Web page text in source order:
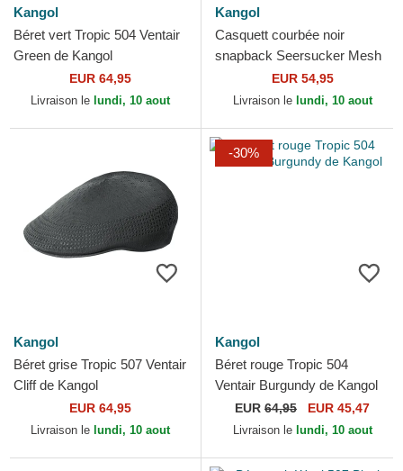
Kangol
Béret vert Tropic 504 Ventair
Green de Kangol
EUR 64,95
Livraison le lundi, 10 aout
Kangol
Casquett courbée noir
snapback Seersucker Mesh
Black de Kangol
EUR 54,95
Livraison le lundi, 10 aout
Kangol
Béret grise Tropic 507 Ventair
Cliff de Kangol
EUR 64,95
Livraison le lundi, 10 aout
-30%
Kangol
Béret rouge Tropic 504
Ventair Burgundy de Kangol
EUR 64,95 EUR 45,47
Livraison le lundi, 10 aout